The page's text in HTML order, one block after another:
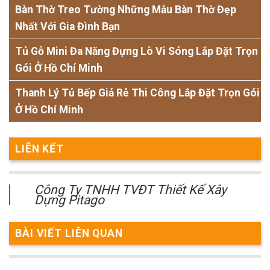
Bàn Thờ Treo Tường Những Mẫu Bàn Thờ Đẹp
Nhất Với Gia Đình Bạn
Tủ Gỗ Mini Đa Năng Đựng Lò Vi Sóng Lắp Đặt Trọn
Gói Ở Hồ Chí Minh
Thanh Lý Tủ Bếp Giả Rẻ Thi Công Lắp Đặt Trọn Gói
Ở Hồ Chí Minh
LIÊN KẾT
Công Ty TNHH TVĐT Thiết Kế Xây
Dựng Pitago
BÀI VIẾT LIÊN QUAN